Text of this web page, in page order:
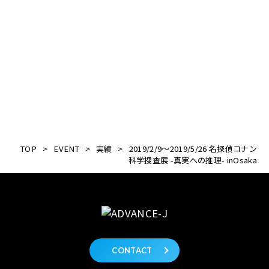
TOP > EVENT > 実績 > 2019/2/9～2019/5/26 名探偵コナン
科学捜査展 -真実への推理- inOsaka
CONTACT